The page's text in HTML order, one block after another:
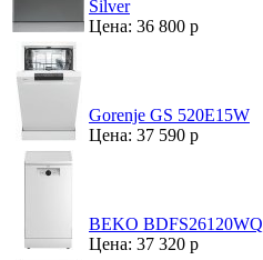
Silver
Цена: 36 800 р
Gorenje GS 520E15W
Цена: 37 590 р
BEKO BDFS26120WQ
Цена: 37 320 р